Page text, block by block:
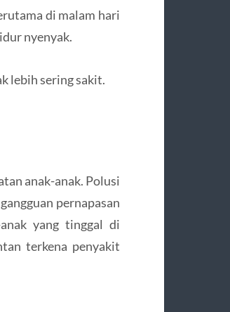
di malam hari
nyenyak.
lebih sering sakit.
anak-anak. Polusi
pernapasan
yang tinggal di
terkena penyakit